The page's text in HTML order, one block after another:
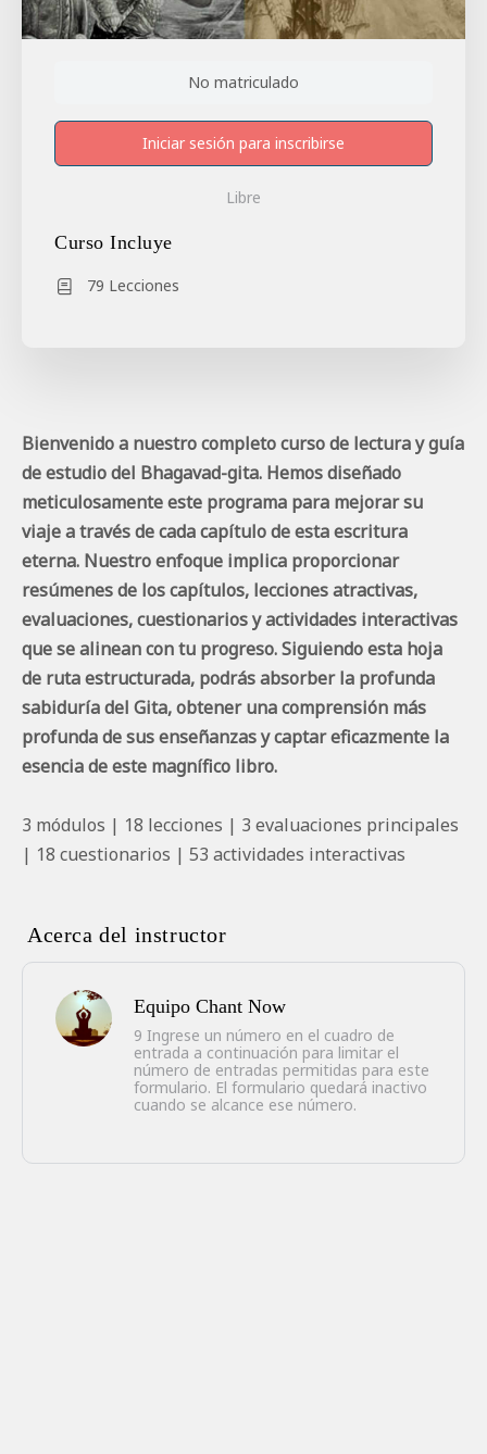
Bienvenido a nuestro completo curso de lectura y guía
de estudio del Bhagavad-gita. Hemos diseñado
meticulosamente este programa para mejorar su
viaje a través de cada capítulo de esta escritura
eterna. Nuestro enfoque implica proporcionar
resúmenes de los capítulos, lecciones atractivas,
evaluaciones, cuestionarios y actividades interactivas
que se alinean con tu progreso. Siguiendo esta hoja
de ruta estructurada, podrás absorber la profunda
sabiduría del Gita, obtener una comprensión más
profunda de sus enseñanzas y captar eficazmente la
esencia de este magnífico libro.
3 módulos | 18 lecciones | 3 evaluaciones principales
| 18 cuestionarios | 53 actividades interactivas
Acerca del instructor
Equipo Chant Now
9 Ingrese un número en el cuadro de
entrada a continuación para limitar el
número de entradas permitidas para este
formulario. El formulario quedará inactivo
cuando se alcance ese número.
No matriculado
Iniciar sesión para inscribirse
Libre
Curso Incluye
79 Lecciones